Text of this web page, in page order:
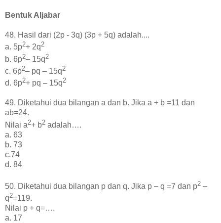
Bentuk Aljabar
48. Hasil dari (2p - 3q) (3p + 5q) adalah....
a. 5p2+ 2q2
b. 6p2– 15q2
c. 6p2– pq – 15q2
d. 6p2+ pq – 15q2
49. Diketahui dua bilangan a dan b. Jika a + b =11 dan
ab=24.
Nilai a2+ b2 adalah….
a. 63
b. 73
c.74
d. 84
50. Diketahui dua bilangan p dan q. Jika p – q =7 dan p2 –
q2=119.
Nilai p + q=….
a. 17